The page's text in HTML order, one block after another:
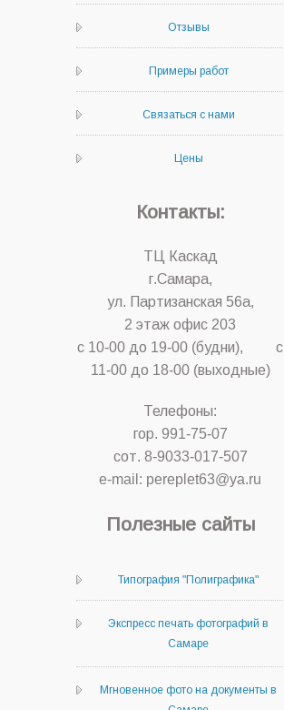
Отзывы
Примеры работ
Связаться с нами
Цены
Контакты:
ТЦ Каскад
г.Самара,
ул. Партизанская 56а,
2 этаж офис 203
с 10-00 до 19-00 (будни), с
11-00 до 18-00 (выходные)
Телефоны:
гор. 991-75-07
сот. 8-9033-017-507
e-mail: pereplet63@ya.ru
Полезные сайты
Типография "Полиграфика"
Экспресс печать фотографий в
Самаре
Мгновенное фото на документы в